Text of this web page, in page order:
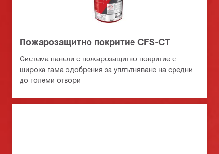
Пожарозащитно покритие CFS-CT
Система панели с пожарозащитно покритие с
широка гама одобрения за уплътняване на средни
до големи отвори